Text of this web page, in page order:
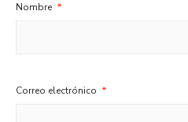
Nombre *
Correo electrónico *